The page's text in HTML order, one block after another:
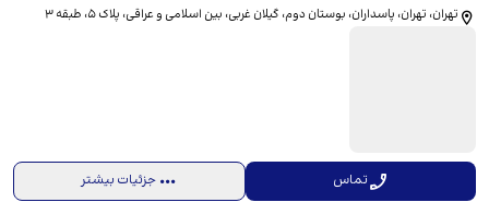
تهران، تهران، پاسداران، بوستان دوم، گیلان غربی، بین اسلامی و عراقی، پلاک 5، طبقه 3
تماس جزئیات بیشتر